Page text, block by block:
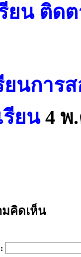
ยน ติด
ยนการ
รียน4 พ.
คิดเห็น